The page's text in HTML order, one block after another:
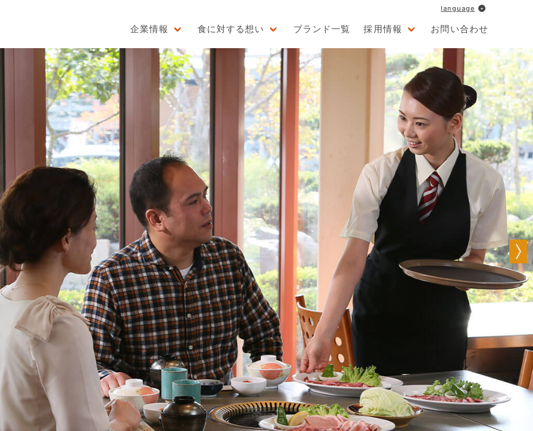
language
企業情報 食に対する想い ブランド一覧 採用情報 お問い合わせ